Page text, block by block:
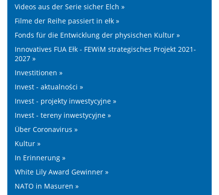
Videos aus der Serie sicher Elch »
Filme der Reihe passiert in ełk »
Fonds für die Entwicklung der physischen Kultur »
Innovatives FUA Ełk - FEWiM strategisches Projekt 2021-
2027 »
Investitionen »
Invest - aktualności »
Invest - projekty inwestycyjne »
Invest - tereny inwestycyjne »
Über Coronavirus »
Kultur »
In Erinnerung »
White Lily Award Gewinner »
NATO in Masuren »